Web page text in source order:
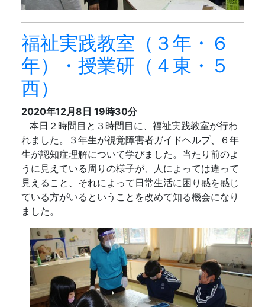
福祉実践教室（３年・６
年）・授業研（４東・５
西）
2020年12月8日 19時30分
本日２時間目と３時間目に、福祉実践教室が行わ
れました。３年生が視覚障害者ガイドヘルプ、６年
生が認知症理解について学びました。当たり前のよ
うに見えている周りの様子が、人によっては違って
見えること、それによって日常生活に困り感を感じ
ている方がいるということを改めて知る機会になり
ました。